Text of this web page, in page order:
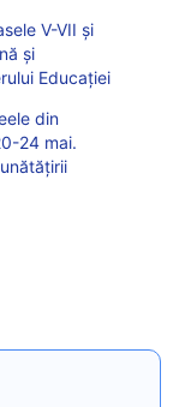
V-VII și
și
Educației
din
24 mai.